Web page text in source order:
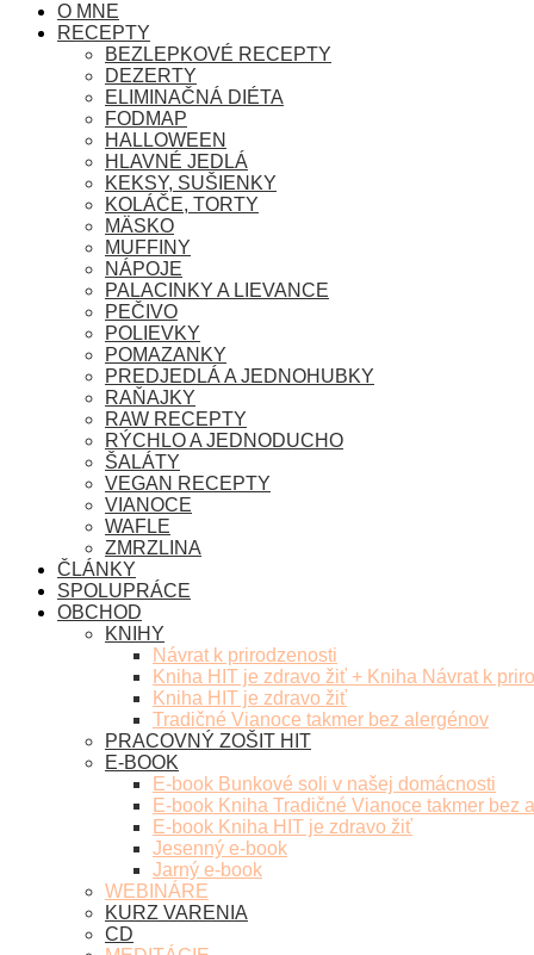
O MNE
RECEPTY
BEZLEPKOVÉ RECEPTY
DEZERTY
ELIMINAČNÁ DIÉTA
FODMAP
HALLOWEEN
HLAVNÉ JEDLÁ
KEKSY, SUŠIENKY
KOLÁČE, TORTY
MÄSKO
MUFFINY
NÁPOJE
PALACINKY A LIEVANCE
PEČIVO
POLIEVKY
POMAZANKY
PREDJEDLÁ A JEDNOHUBKY
RAŇAJKY
RAW RECEPTY
RÝCHLO A JEDNODUCHO
ŠALÁTY
VEGAN RECEPTY
VIANOCE
WAFLE
ZMRZLINA
ČLÁNKY
SPOLUPRÁCE
OBCHOD
KNIHY
Návrat k prirodzenosti
Kniha HIT je zdravo žiť + Kniha Návrat k
Kniha HIT je zdravo žiť
Tradičné Vianoce takmer bez alergénov
PRACOVNÝ ZOŠIT HIT
E-BOOK
E-book Bunkové soli v našej domácnosti
E-book Kniha Tradičné Vianoce takmer bez
E-book Kniha HIT je zdravo žiť
Jesenný e-book
Jarný e-book
WEBINÁRE
KURZ VARENIA
CD